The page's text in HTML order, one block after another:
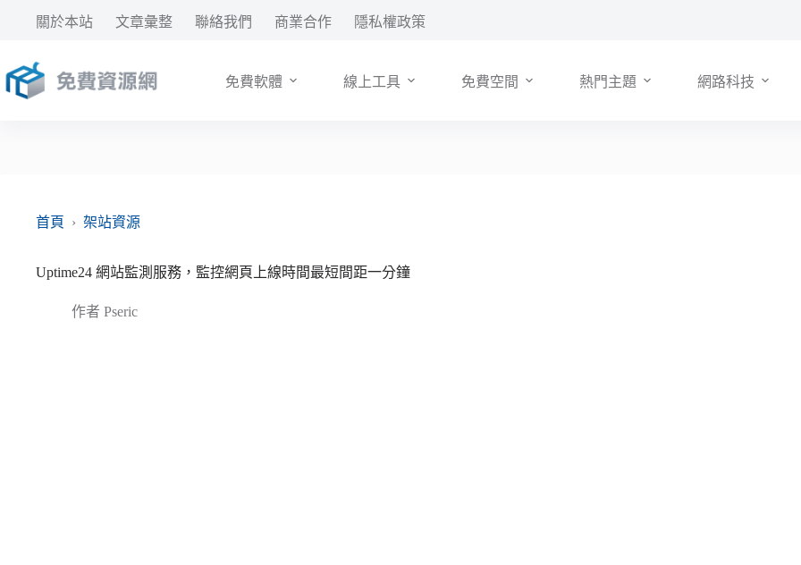
要
內
關於本站 文章彙整 聯絡我們 商業合作 隱私權政策
免費軟體 線上工具 免費空間 熱門主題 網路科技
首頁 › 架站資源
Uptime24 網站監測服務，監控網頁上線時間最短間距一分鐘
作者 Pseric